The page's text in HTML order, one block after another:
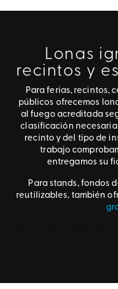
Lonas
recintos y
Para ferias, recintos,
públicos ofrecemos
al fuego acreditada
clasificación
recinto y del tipo de
trabajo
entregamos su
Para stands, fondos
reutilizables, también